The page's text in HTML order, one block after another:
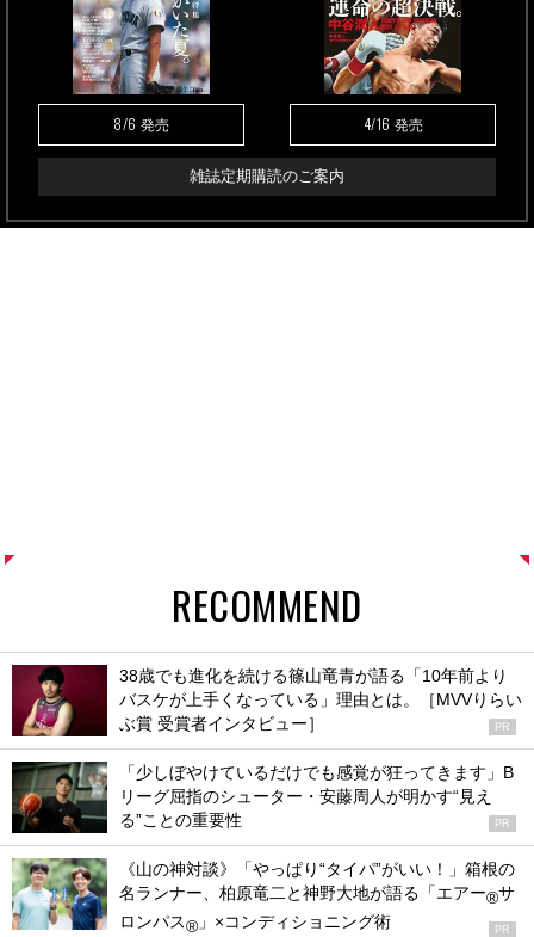
8/6 発売 4/16 発売
雑誌定期購読のご案内
RECOMMEND
38歳でも進化を続ける篠山竜青が語る「10年前より
バスケが上手くなっている」理由とは。［MVVりらい
ぶ賞 受賞者インタビュー］
PR
「少しぼやけているだけでも感覚が狂ってきます」B
リーグ屈指のシューター・安藤周人が明かす“見え
る”ことの重要性
PR
《山の神対談》「やっぱり“タイパ”がいい！」箱根の
名ランナー、柏原竜二と神野大地が語る「エアー®サ
ロンパス® 」×コンディショニング術 PR